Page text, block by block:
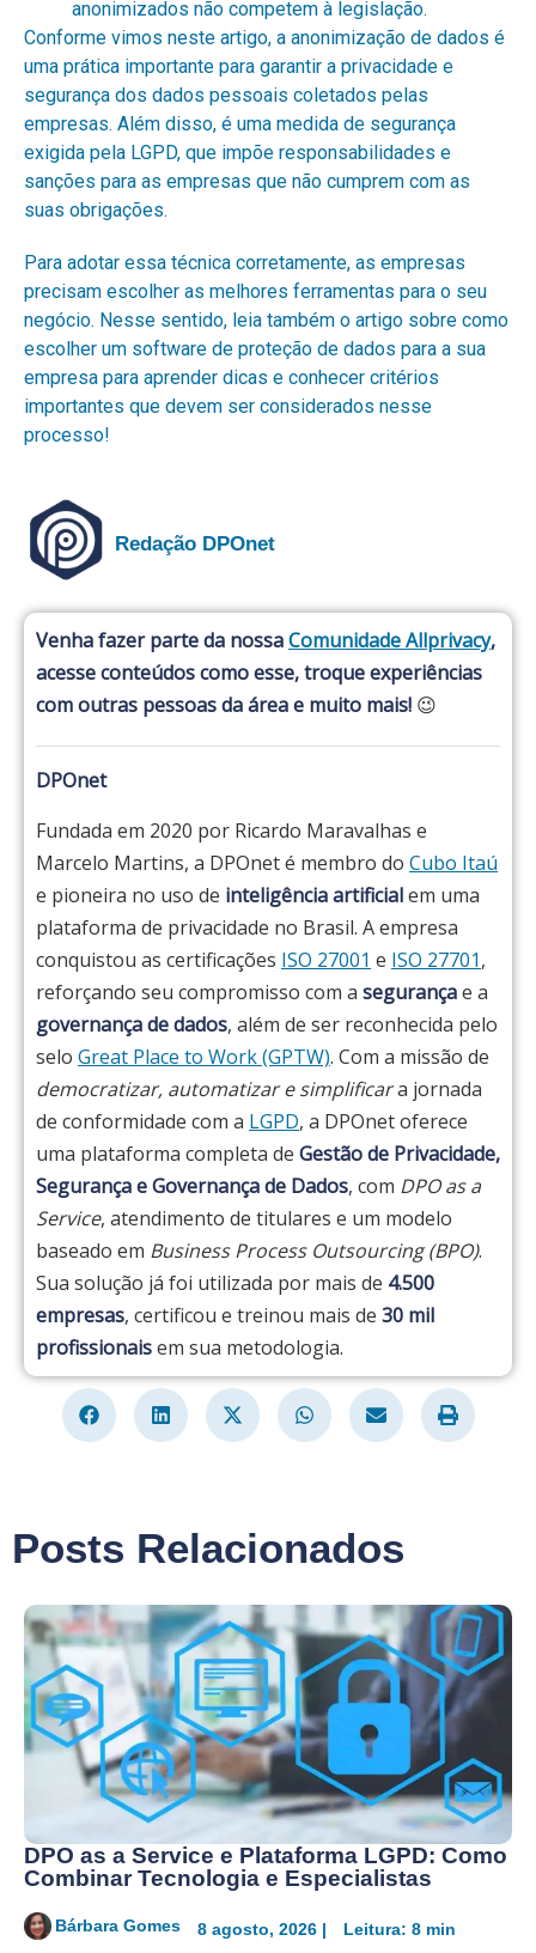
anonimizados não competem à legislação.
Conforme vimos neste artigo, a anonimização de dados é
uma prática importante para garantir a privacidade e
segurança dos dados pessoais coletados pelas
empresas. Além disso, é uma medida de segurança
exigida pela LGPD, que impõe responsabilidades e
sanções para as empresas que não cumprem com as
suas obrigações.
Para adotar essa técnica corretamente, as empresas
precisam escolher as melhores ferramentas para o seu
negócio. Nesse sentido, leia também o artigo sobre como
escolher um software de proteção de dados para a sua
empresa para aprender dicas e conhecer critérios
importantes que devem ser considerados nesse
processo!
Redação DPOnet
Venha fazer parte da nossaComunidade Allprivacy,
acesse conteúdos como esse, troque experiências
com outras pessoas da área e muito mais! 😉
DPOnet
Fundada em 2020 por Ricardo Maravalhas e
Marcelo Martins, a DPOnet é membro do Cubo Itaú
e pioneira no uso de inteligência artificialem uma
plataforma de privacidade no Brasil. A empresa
conquistou as certificações ISO 27001 e ISO 27701,
reforçando seu compromisso com a segurançae a
governança de dados, além de ser reconhecida pelo
selo Great Place to Work (GPTW). Com a missão de
democratizar, automatizar e simplificara jornada
de conformidade com a LGPD, a DPOnet oferece
uma plataforma completa de Gestão de Privacidade,
Segurança e Governança de Dados, com DPO as a
Service, atendimento de titulares e um modelo
baseado em Business Process Outsourcing (BPO).
Sua solução já foi utilizada por mais de 4.500
empresas, certificou e treinou mais de 30 mil
profissionaisem sua metodologia.
Posts Relacionados
DPO as a Service e Plataforma LGPD: Como
Combinar Tecnologia e Especialistas
Bárbara Gomes 8 agosto, 2026 | Leitura: 8 min